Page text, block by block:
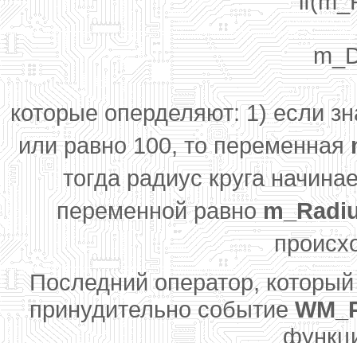
которые оперделяют: 1) если
или равно 100, то переменная
тогда радиус круга
переменной равно
Последний оператор,
принудительно событие